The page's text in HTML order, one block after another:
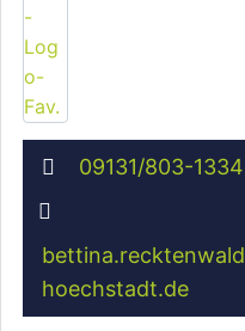
09131/803-1334
bettina.recktenwald
hoechstadt.de